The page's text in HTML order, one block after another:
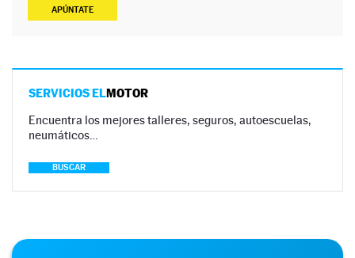
APÚNTATE
SERVICIOS ELMOTOR
Encuentra los mejores talleres, seguros, autoescuelas,
neumáticos…
BUSCAR